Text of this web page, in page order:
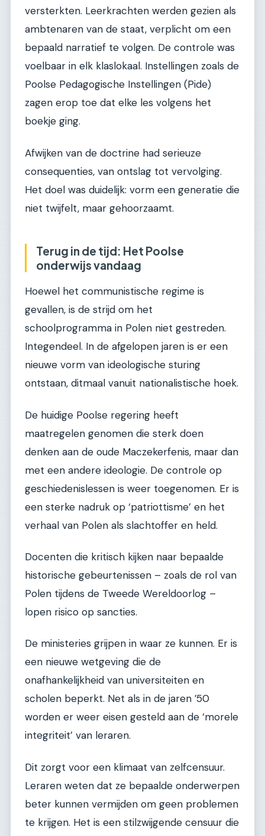
versterkten. Leerkrachten werden gezien als
ambtenaren van de staat, verplicht om een
bepaald narratief te volgen. De controle was
voelbaar in elk klaslokaal. Instellingen zoals de
Poolse Pedagogische Instellingen (Pide)
zagen erop toe dat elke les volgens het
boekje ging.
Afwijken van de doctrine had serieuze
consequenties, van ontslag tot vervolging.
Het doel was duidelijk: vorm een generatie die
niet twijfelt, maar gehoorzaamt.
Terug in de tijd: Het Poolse
onderwijs vandaag
Hoewel het communistische regime is
gevallen, is de strijd om het
schoolprogramma in Polen niet gestreden.
Integendeel. In de afgelopen jaren is er een
nieuwe vorm van ideologische sturing
ontstaan, ditmaal vanuit nationalistische hoek.
De huidige Poolse regering heeft
maatregelen genomen die sterk doen
denken aan de oude Maczekerfenis, maar dan
met een andere ideologie. De controle op
geschiedenislessen is weer toegenomen. Er is
een sterke nadruk op ‘patriottisme’ en het
verhaal van Polen als slachtoffer en held.
Docenten die kritisch kijken naar bepaalde
historische gebeurtenissen – zoals de rol van
Polen tijdens de Tweede Wereldoorlog –
lopen risico op sancties.
De ministeries grijpen in waar ze kunnen. Er is
een nieuwe wetgeving die de
onafhankelijkheid van universiteiten en
scholen beperkt. Net als in de jaren ’50
worden er weer eisen gesteld aan de ‘morele
integriteit’ van leraren.
Dit zorgt voor een klimaat van zelfcensuur.
Leraren weten dat ze bepaalde onderwerpen
beter kunnen vermijden om geen problemen
te krijgen. Het is een stilzwijgende censuur die